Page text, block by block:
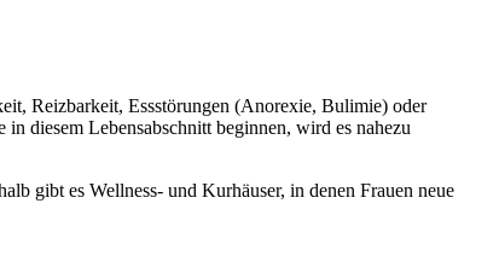
Reizbarkeit, Essstörungen (Anorexie, Bulimie) oder
diesem Lebensabschnitt beginnen, wird es nahezu
gibt es Wellness- und Kurhäuser, in denen Frauen neue